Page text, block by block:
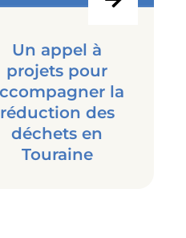
Un appel à
projets pour
la
réduction des
déchets en
Touraine